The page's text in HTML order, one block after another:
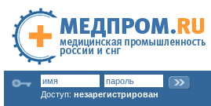
Доступ: незарегистрирован